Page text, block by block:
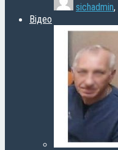
sichadmin,
Відео